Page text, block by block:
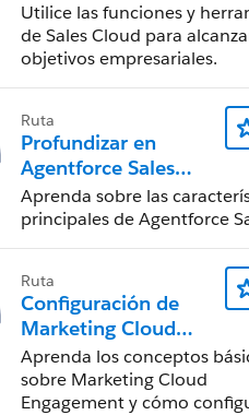
Utilice las funciones y
de Sales Cloud para
objetivos empresariales.
Ruta
Profundizar en
Agentforce Sales
para
administradores
Aprenda sobre las
principales de Agentforce
Ruta
Configuración de
Marketing Cloud
Engagement
Aprenda los conceptos
sobre Marketing Cloud
Engagement y cómo